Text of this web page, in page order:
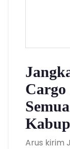
Arus kirim